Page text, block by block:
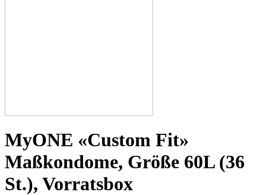
57G
57H
57K
60E
60F
60G
MyONE «Custom Fit»
Maßkondome, Größe 60L (36
St.), Vorratsbox